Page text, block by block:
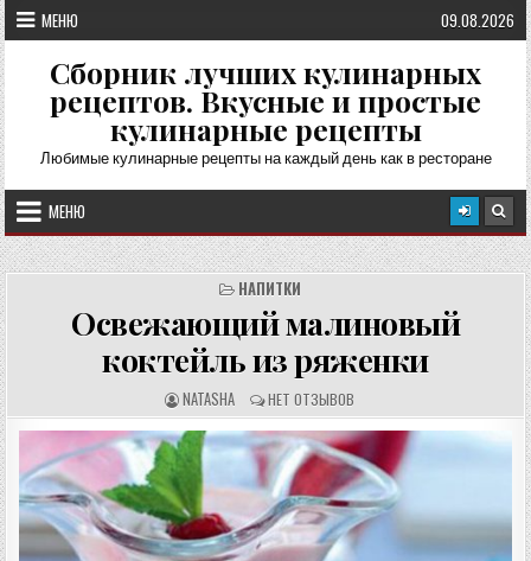
Перейти
к
содержимому
МЕНЮ 09.08.2026
Сборник лучших кулинарных
рецептов. Вкусные и простые
кулинарные рецепты
Любимые кулинарные рецепты на каждый день как в ресторане
МЕНЮ
НАПИТКИ
Освежающий малиновый
коктейль из ряженки
А
В
Т
О
Р
Р
Е
Ц
Е
П
Т
А
NATASHA О
Т
З
Ы
В
Ы
:
НЕТ ОТЗЫВОВ